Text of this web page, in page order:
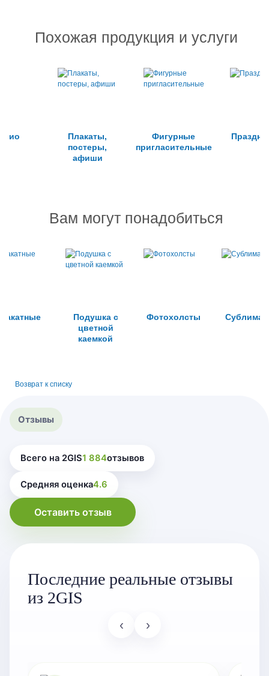
Похожая продукция и услуги
Плакаты,
постеры,
афиши
Фигурные
пригласительные
Вам могут понадобиться
Подушка с
цветной
каемкой
Фотохолсты
Возврат к списку
Отзывы
Всего на 2GIS1 884отзывов
Средняя оценка4.6
Оставить отзыв
Последние реальные отзывы
из 2GIS
‹ ›